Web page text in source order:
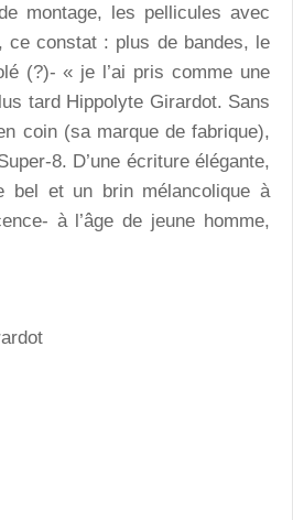
montage, les pellicules avec
constat : plus de bandes, le
(?)- « je l’ai pris comme une
tard Hippolyte Girardot. Sans
coin (sa marque de fabrique),
8. D’une écriture élégante,
bel et un brin mélancolique à
à l’âge de jeune homme,